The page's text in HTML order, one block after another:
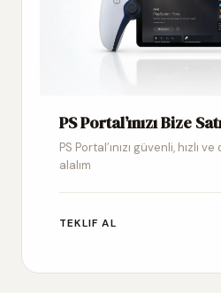
PS Portal’ınızı Bize
PS Portal’ınızı güvenli, hızlı
alalım
TEKLIF AL